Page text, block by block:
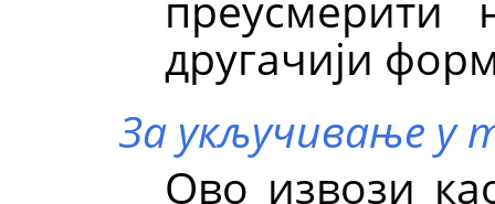
другачији
За укључивање у
Ово извози